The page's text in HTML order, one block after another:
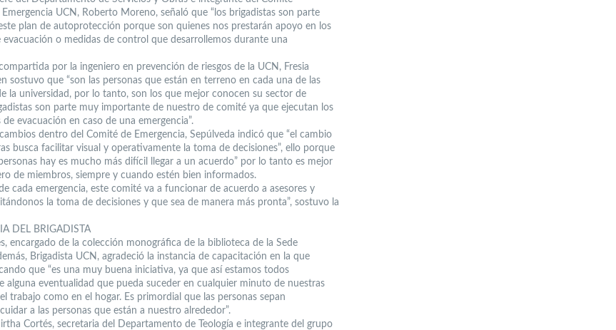
Emergencia UCN, Roberto Moreno, señaló que “los brigadistas son parte
plan de autoprotección porque son quienes nos prestarán apoyo en los
evacuación o medidas de control que desarrollemos durante una
por la ingeniero en prevención de riesgos de la UCN, Fresia
sostuvo que “son las personas que están en terreno en cada una de las
la universidad, por lo tanto, son los que mejor conocen su sector de
son parte muy importante de nuestro de comité ya que ejecutan los
evacuación en caso de una emergencia”.
dentro del Comité de Emergencia, Sepúlveda indicó que “el cambio
busca facilitar visual y operativamente la toma de decisiones”, ello porque
hay es mucho más difícil llegar a un acuerdo” por lo tanto es mejor
de miembros, siempre y cuando estén bien informados.
cada emergencia, este comité va a funcionar de acuerdo a asesores y
la toma de decisiones y que sea de manera más pronta”, sostuvo la
DEL BRIGADISTA
encargado de la colección monográfica de la biblioteca de la Sede
Brigadista UCN, agradeció la instancia de capacitación en la que
que “es una muy buena iniciativa, ya que así estamos todos
alguna eventualidad que pueda suceder en cualquier minuto de nuestras
trabajo como en el hogar. Es primordial que las personas sepan
a las personas que están a nuestro alrededor”.
Cortés, secretaria del Departamento de Teología e integrante del grupo